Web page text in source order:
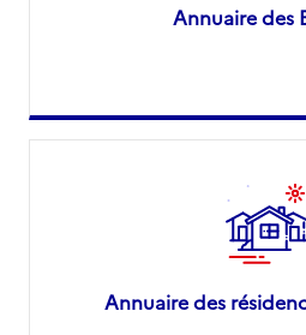
Annuaire des
Annuaire des